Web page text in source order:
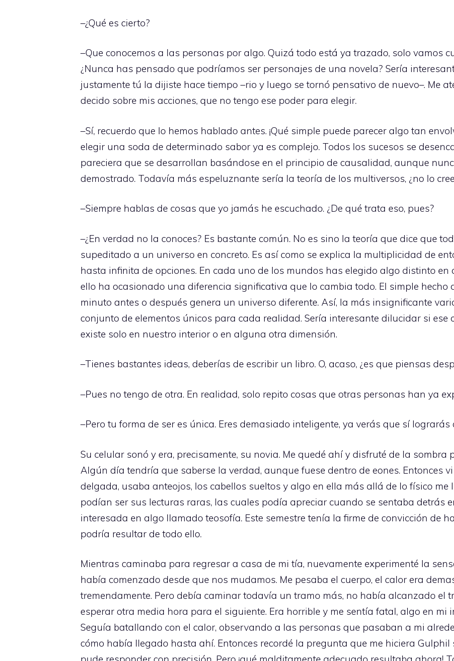
–¿Qué es cierto?
–Que conocemos a las personas por algo. Quizá todo está ya trazado, solo vamos
¿Nunca has pensado que podríamos ser personajes de una novela? Sería
justamente tú la dijiste hace tiempo –rio y luego se tornó pensativo de nuevo–. Me
decido sobre mis acciones, que no tengo ese poder para elegir.
–Sí, recuerdo que lo hemos hablado antes. ¡Qué simple puede parecer algo tan
elegir una soda de determinado sabor ya es complejo. Todos los sucesos se
pareciera que se desarrollan basándose en el principio de causalidad, aunque
demostrado. Todavía más espeluznante sería la teoría de los multiversos, ¿no lo
–Siempre hablas de cosas que yo jamás he escuchado. ¿De qué trata eso, pues?
–¿En verdad no la conoces? Es bastante común. No es sino la teoría que dice que
supeditado a un universo en concreto. Es así como se explica la multiplicidad de
hasta infinita de opciones. En cada uno de los mundos has elegido algo distinto en
ello ha ocasionado una diferencia significativa que lo cambia todo. El simple hecho
minuto antes o después genera un universo diferente. Así, la más insignificante
conjunto de elementos únicos para cada realidad. Sería interesante dilucidar si ese
existe solo en nuestro interior o en alguna otra dimensión.
–Tienes bastantes ideas, deberías de escribir un libro. O, acaso, ¿es que piensas
–Pues no tengo de otra. En realidad, solo repito cosas que otras personas han ya
–Pero tu forma de ser es única. Eres demasiado inteligente, ya verás que sí lograrás
Su celular sonó y era, precisamente, su novia. Me quedé ahí y disfruté de la sombra
Algún día tendría que saberse la verdad, aunque fuese dentro de eones. Entonces
delgada, usaba anteojos, los cabellos sueltos y algo en ella más allá de lo físico me
podían ser sus lecturas raras, las cuales podía apreciar cuando se sentaba detrás
interesada en algo llamado teosofía. Este semestre tenía la firme de convicción de
podría resultar de todo ello.
Mientras caminaba para regresar a casa de mi tía, nuevamente experimenté la
había comenzado desde que nos mudamos. Me pesaba el cuerpo, el calor era
tremendamente. Pero debía caminar todavía un tramo más, no había alcanzado el
esperar otra media hora para el siguiente. Era horrible y me sentía fatal, algo en mi
Seguía batallando con el calor, observando a las personas que pasaban a mi
cómo había llegado hasta ahí. Entonces recordé la pregunta que me hiciera Gulphil